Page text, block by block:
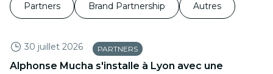
Partners Brand Partnership Autres
30 juillet 2026 PARTNERS
Alphonse Mucha s'installe à Lyon avec une